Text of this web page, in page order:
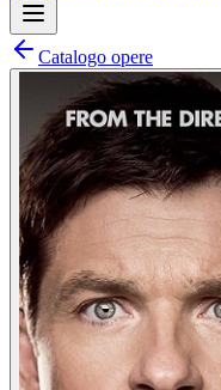
Catalogo opere